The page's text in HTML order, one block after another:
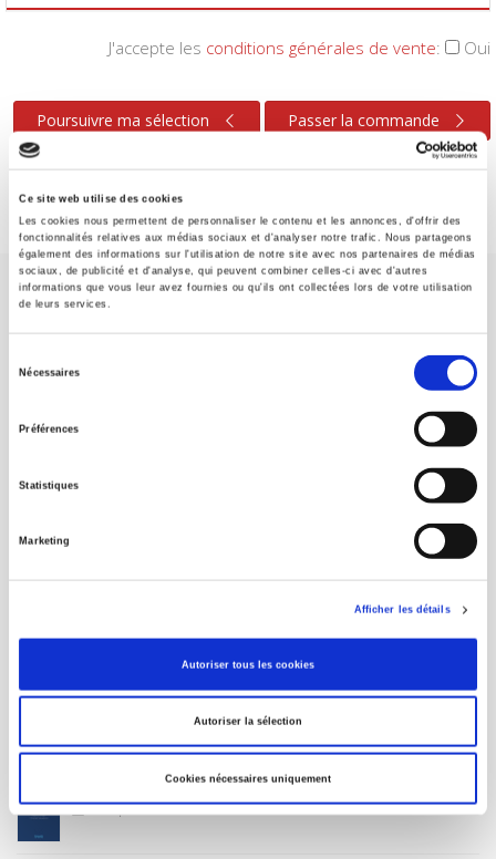
Ce site web utilise des cookies
Les cookies nous permettent de personnaliser le contenu et les annonces, d'offrir des
fonctionnalités relatives aux médias sociaux et d'analyser notre trafic. Nous partageons
également des informations sur l'utilisation de notre site avec nos partenaires de médias
sociaux, de publicité et d'analyse, qui peuvent combiner celles-ci avec d'autres
informations que vous leur avez fournies ou qu'ils ont collectées lors de votre utilisation
de leurs services.
Nécessaires
Préférences
Statistiques
Marketing
Afficher les détails
Autoriser tous les cookies
Autoriser la sélection
Cookies nécessaires uniquement
J'accepte les conditions générales de vente: Oui
Poursuivre ma sélection Passer la commande
Maison d'édition dédiée aux sciences humaines et sociales, les
Presses de Sciences Po participent depuis leur création en 1976
à la transmission des savoirs et des idées
FOREIGN RIGHTS
POUR LES LIBRAIRES
MON COMPTE
La France et l'Union européenne
4 sept. 2026